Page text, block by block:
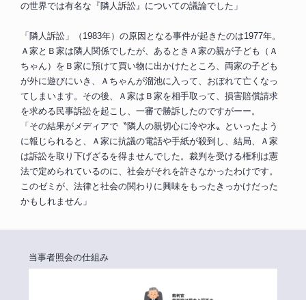
の世界では有名な『隣人訴訟』についての議論でした」
「隣人訴訟」（1983年）の原因となる事件が起きたのは1977年。
Ａ家とＢ家は隣人関係でしたが、あるときＡ家の親が子ども（Ａ
ちゃん）をＢ家に預けて買い物に出かけたところ、両家の子ども
が外に遊びにいき、Ａちゃんが溜池に入って、おぼれて亡くなっ
てしまいます。その後、Ａ家はＢ家を相手取って、損害賠償請求
を求める民事訴訟を起こし、一審で勝訴したのですがーー。
「その結果がメディアで〝隣人の親切心に冷や水〟といったよう
に報じられると、Ａ家に抗議の電話や手紙が殺到し、結局、Ａ家
は訴訟を取り下げざるを得ませんでした。裁判を受ける権利は憲
法で定められているのに、社会がそれを許さなかったわけです。
このゼミが、法律と社会の関わりに興味をもったきっかけだった
かもしれません」
当事者照会の仕組み